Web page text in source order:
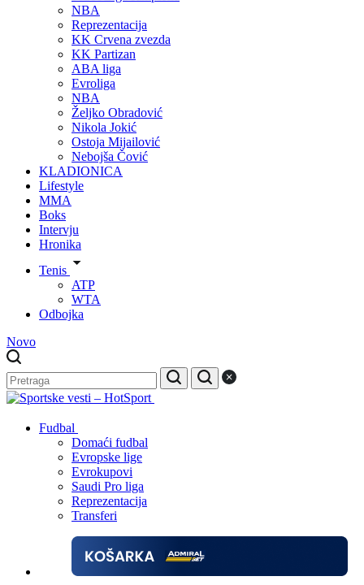
NBA
Reprezentacija
KK Crvena zvezda
KK Partizan
ABA liga
Evroliga
NBA
Željko Obradović
Nikola Jokić
Ostoja Mijailović
Nebojša Čović
KLADIONICA
Lifestyle
MMA
Boks
Intervju
Hronika
Tenis
ATP
WTA
Odbojka
Novo
Fudbal
Domaći fudbal
Evropske lige
Evrokupovi
Saudi Pro liga
Reprezentacija
Transferi